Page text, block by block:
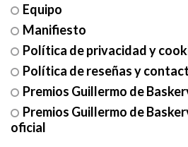
Equipo
Manifiesto
Política de privacidad y
Política de reseñas y
Premios Guillermo de
Premios Guillermo de
oficial